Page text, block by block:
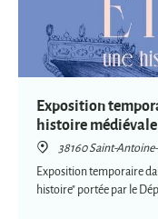
Exposition
histoire médiévale
38160 Saint-
Exposition temporaire
histoire" portée par le